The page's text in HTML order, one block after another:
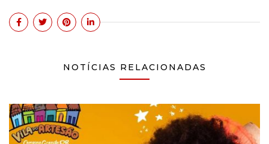
NOTÍCIAS RELACIONADAS